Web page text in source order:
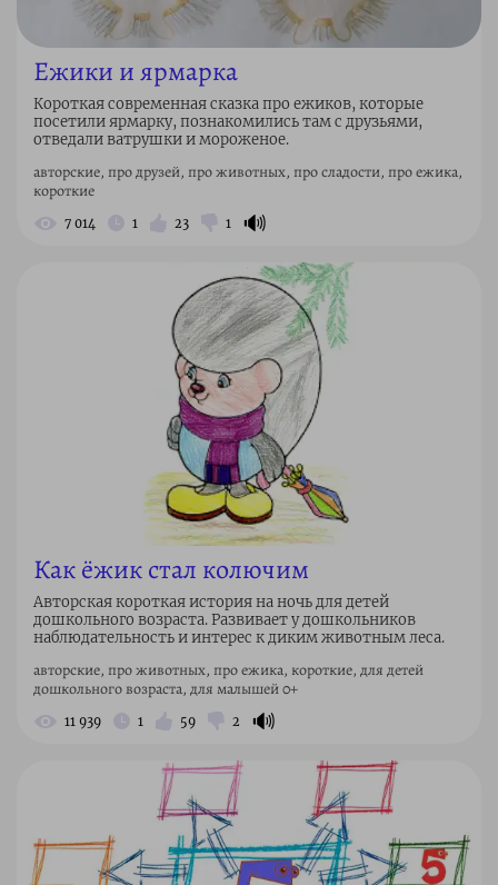
Ежики и ярмарка
Короткая современная сказка про ежиков, которые
посетили ярмарку, познакомились там с друзьями,
отведали ватрушки и мороженое.
авторские, про друзей, про животных, про сладости, про ежика,
короткие
7 014 1 23 1 🔊
Как ёжик стал колючим
​Авторская короткая история на ночь для детей
дошкольного возраста. Развивает у дошкольников
наблюдательность и интерес к диким животным леса.​
авторские, про животных, про ежика, короткие, для детей
дошкольного возраста, для малышей 0+
11 939 1 59 2 🔊